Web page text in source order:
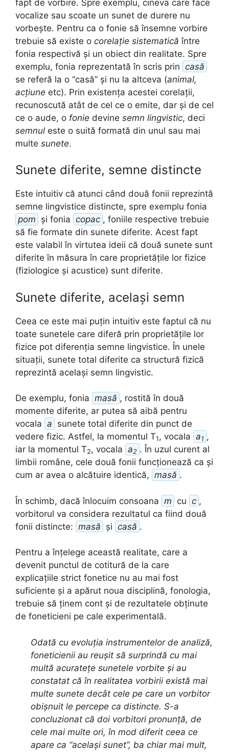
fapt de vorbire. Spre exemplu, cineva care face
vocalize sau scoate un sunet de durere nu
vorbește. Pentru ca o fonie să însemne vorbire
trebuie să existe o corelație sistematică între
fonia respectivă și un obiect din realitate. Spre
exemplu, fonia reprezentată în scris prin casă
se referă la o “casă” și nu la altceva (animal,
acțiune etc). Prin existența acestei corelații,
recunoscută atât de cel ce o emite, dar și de cel
ce o aude, o fonie devine semn lingvistic, deci
semnul este o suită formată din unul sau mai
multe sunete.
Sunete diferite, semne distincte
Este intuitiv că atunci când două fonii reprezintă
semne lingvistice distincte, spre exemplu fonia
pom și fonia copac , foniile respective trebuie
să fie formate din sunete diferite. Acest fapt
este valabil în virtutea ideii că două sunete sunt
diferite în măsura în care proprietățile lor fizice
(fiziologice și acustice) sunt diferite.
Sunete diferite, același semn
Ceea ce este mai puțin intuitiv este faptul că nu
toate sunetele care diferă prin proprietățile lor
fizice pot diferenția semne lingvistice. În unele
situații, sunete total diferite ca structură fizică
reprezintă același semn lingvistic.
De exemplu, fonia masă , rostită în două
momente diferite, ar putea să aibă pentru
vocala a sunete total diferite din punct de
vedere fizic. Astfel, la momentul T1, vocala a1 ,
iar la momentul T2, vocala a2 . În uzul curent al
limbii române, cele două fonii funcționează ca și
cum ar avea o alcătuire identică, masă .
În schimb, dacă înlocuim consoana m cu c ,
vorbitorul va considera rezultatul ca fiind două
fonii distincte: masă și casă .
Pentru a înțelege această realitate, care a
devenit punctul de cotitură de la care
explicațiile strict fonetice nu au mai fost
suficiente și a apărut noua disciplină, fonologia,
trebuie să ținem cont și de rezultatele obținute
de foneticieni pe cale experimentală.
Odată cu evoluția instrumentelor de analiză,
foneticienii au reușit să surprindă cu mai
multă acuratețe sunetele vorbite și au
constatat că în realitatea vorbirii există mai
multe sunete decât cele pe care un vorbitor
obișnuit le percepe ca distincte. S-a
concluzionat că doi vorbitori pronunță, de
cele mai multe ori, în mod diferit ceea ce
apare ca “același sunet”, ba chiar mai mult,